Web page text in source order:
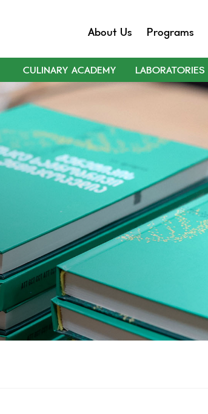
About Us Programs
CULINARY ACADEMY LABORATORIES